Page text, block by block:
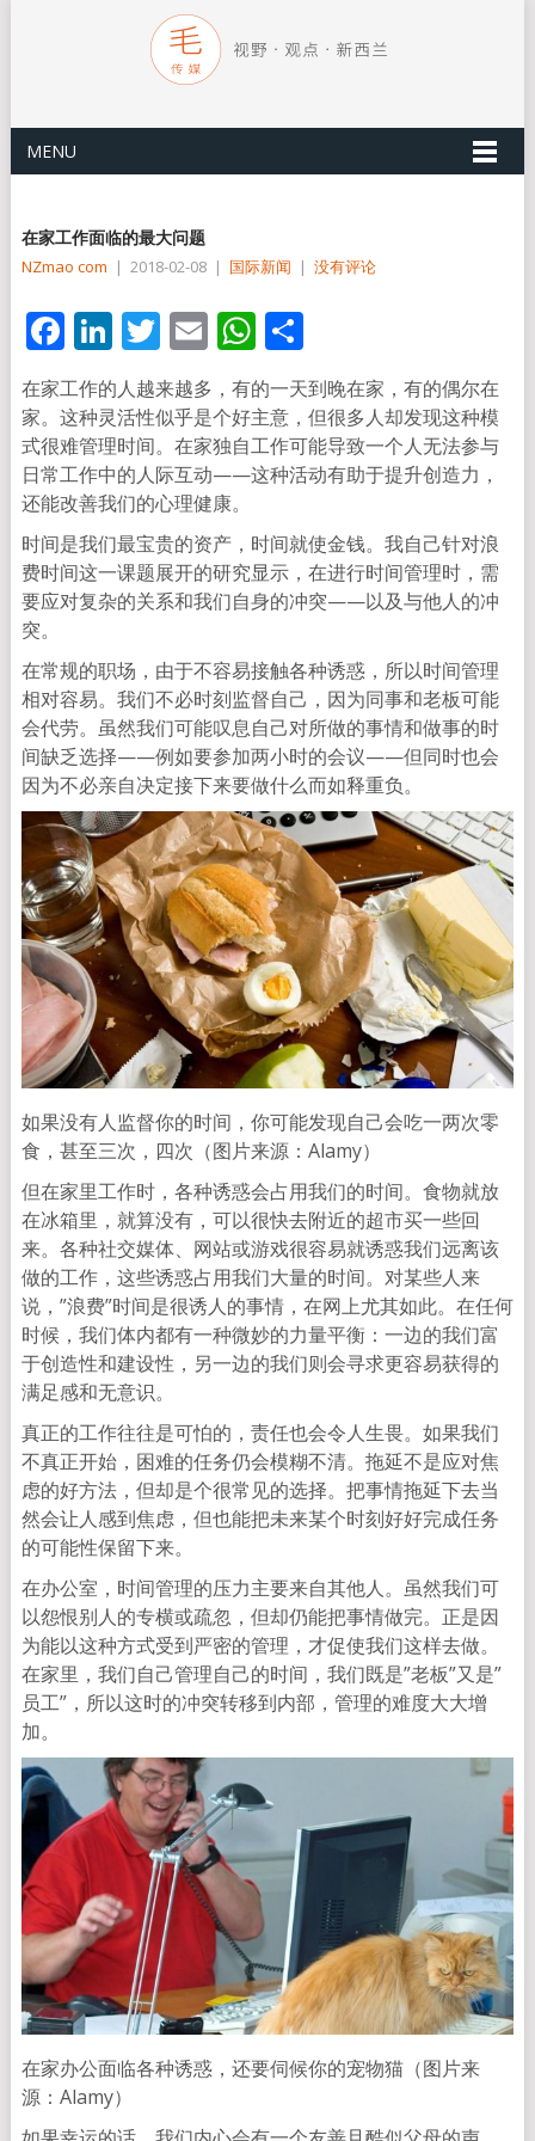
MENU
在家工作面临的最大问题
NZmao com | 2018-02-08 | 国际新闻 | 没有评论
Facebook
LinkedIn
Twitter
EmailWhatsApp
分
享
在家工作的人越来越多，有的一天到晚在家，有的偶尔在
家。这种灵活性似乎是个好主意，但很多人却发现这种模
式很难管理时间。在家独自工作可能导致一个人无法参与
日常工作中的人际互动——这种活动有助于提升创造力，
还能改善我们的心理健康。
时间是我们最宝贵的资产，时间就使金钱。我自己针对浪
费时间这一课题展开的研究显示，在进行时间管理时，需
要应对复杂的关系和我们自身的冲突——以及与他人的冲
突。
在常规的职场，由于不容易接触各种诱惑，所以时间管理
相对容易。我们不必时刻监督自己，因为同事和老板可能
会代劳。虽然我们可能叹息自己对所做的事情和做事的时
间缺乏选择——例如要参加两小时的会议——但同时也会
因为不必亲自决定接下来要做什么而如释重负。
如果没有人监督你的时间，你可能发现自己会吃一两次零
食，甚至三次，四次（图片来源：Alamy）
但在家里工作时，各种诱惑会占用我们的时间。食物就放
在冰箱里，就算没有，可以很快去附近的超市买一些回
来。各种社交媒体、网站或游戏很容易就诱惑我们远离该
做的工作，这些诱惑占用我们大量的时间。对某些人来
说，”浪费”时间是很诱人的事情，在网上尤其如此。在任何
时候，我们体内都有一种微妙的力量平衡：一边的我们富
于创造性和建设性，另一边的我们则会寻求更容易获得的
满足感和无意识。
真正的工作往往是可怕的，责任也会令人生畏。如果我们
不真正开始，困难的任务仍会模糊不清。拖延不是应对焦
虑的好方法，但却是个很常见的选择。把事情拖延下去当
然会让人感到焦虑，但也能把未来某个时刻好好完成任务
的可能性保留下来。
在办公室，时间管理的压力主要来自其他人。虽然我们可
以怨恨别人的专横或疏忽，但却仍能把事情做完。正是因
为能以这种方式受到严密的管理，才促使我们这样去做。
在家里，我们自己管理自己的时间，我们既是”老板”又是”
员工”，所以这时的冲突转移到内部，管理的难度大大增
加。
在家办公面临各种诱惑，还要伺候你的宠物猫（图片来
源：Alamy）